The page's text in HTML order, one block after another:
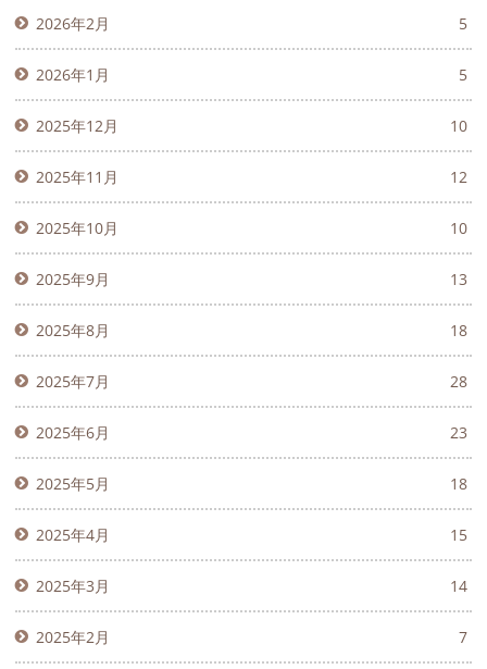
2026年2月 5
2026年1月 5
2025年12月 10
2025年11月 12
2025年10月 10
2025年9月 13
2025年8月 18
2025年7月 28
2025年6月 23
2025年5月 18
2025年4月 15
2025年3月 14
2025年2月 7